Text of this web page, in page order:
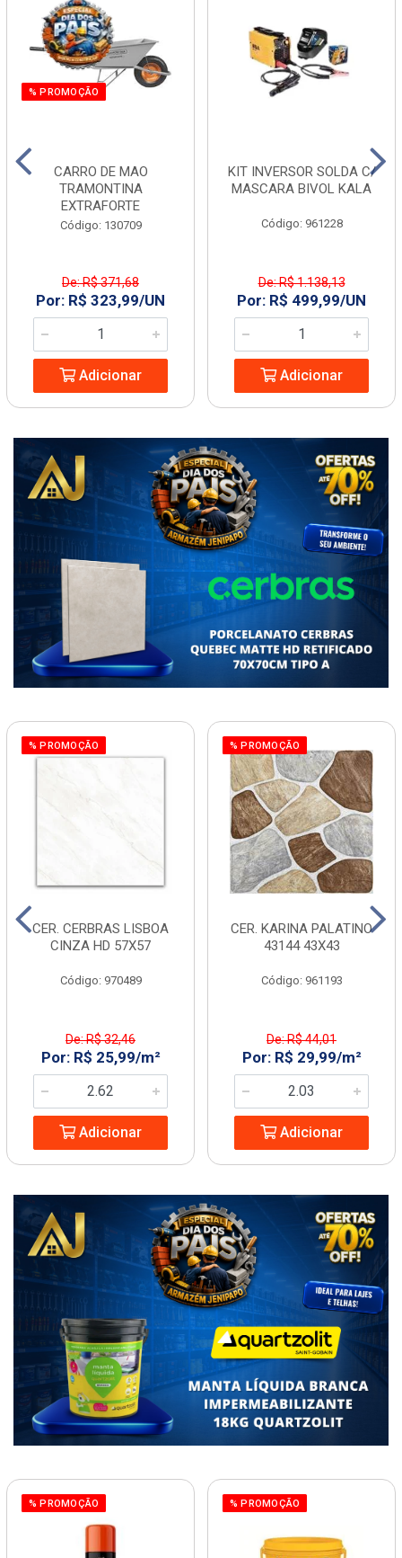
% PROMOÇÃO
CARRO DE MAO
TRAMONTINA
EXTRAFORTE
Código: 130709
De: R$ 371,68
Por: R$ 323,99/UN
Adicionar
KIT INVERSOR SOLDA C/
MASCARA BIVOL KALA
Código: 961228
De: R$ 1.138,13
Por: R$ 499,99/UN
Adicionar
% PROMOÇÃO
CER. CERBRAS LISBOA
CINZA HD 57X57
Código: 970489
De: R$ 32,46
Por: R$ 25,99/m²
Adicionar
% PROMOÇÃO
CER. KARINA PALATINO
43144 43X43
Código: 961193
De: R$ 44,01
Por: R$ 29,99/m²
Adicionar
% PROMOÇÃO % PROMOÇÃO